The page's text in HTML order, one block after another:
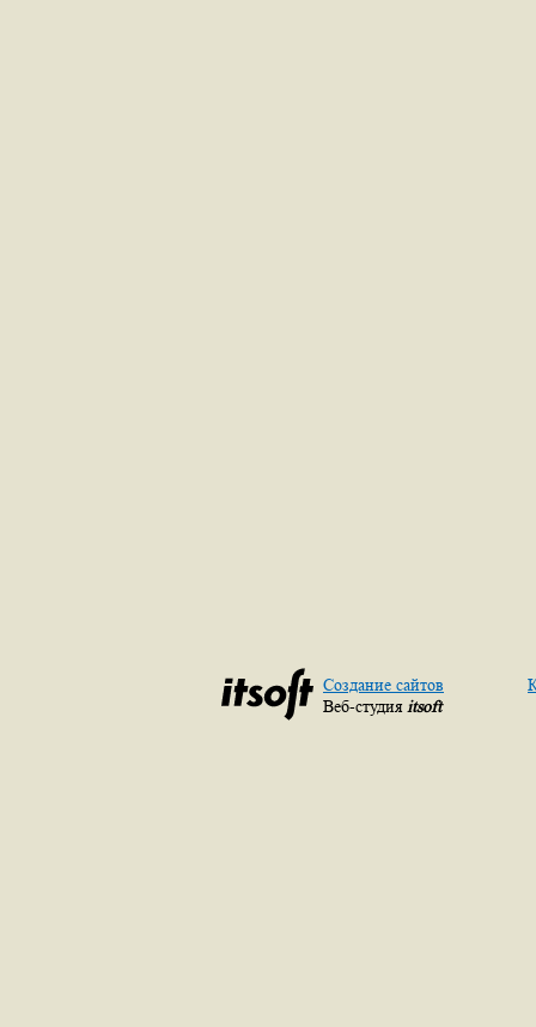
Создание сайтов
Веб-студия itsoft